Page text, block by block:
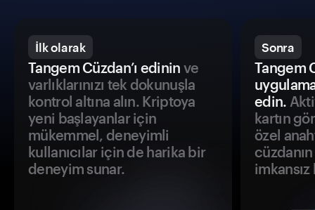
İlk olarak
Tangem Cüzdan’ı edinin ve
varlıklarınızı tek dokunuşla
kontrol altına alın. Kriptoya
yeni başlayanlar için
mükemmel, deneyimli
kullanıcılar için de harika bir
deneyim sunar.
Sonra
Tangem
edin.
kartın
özel